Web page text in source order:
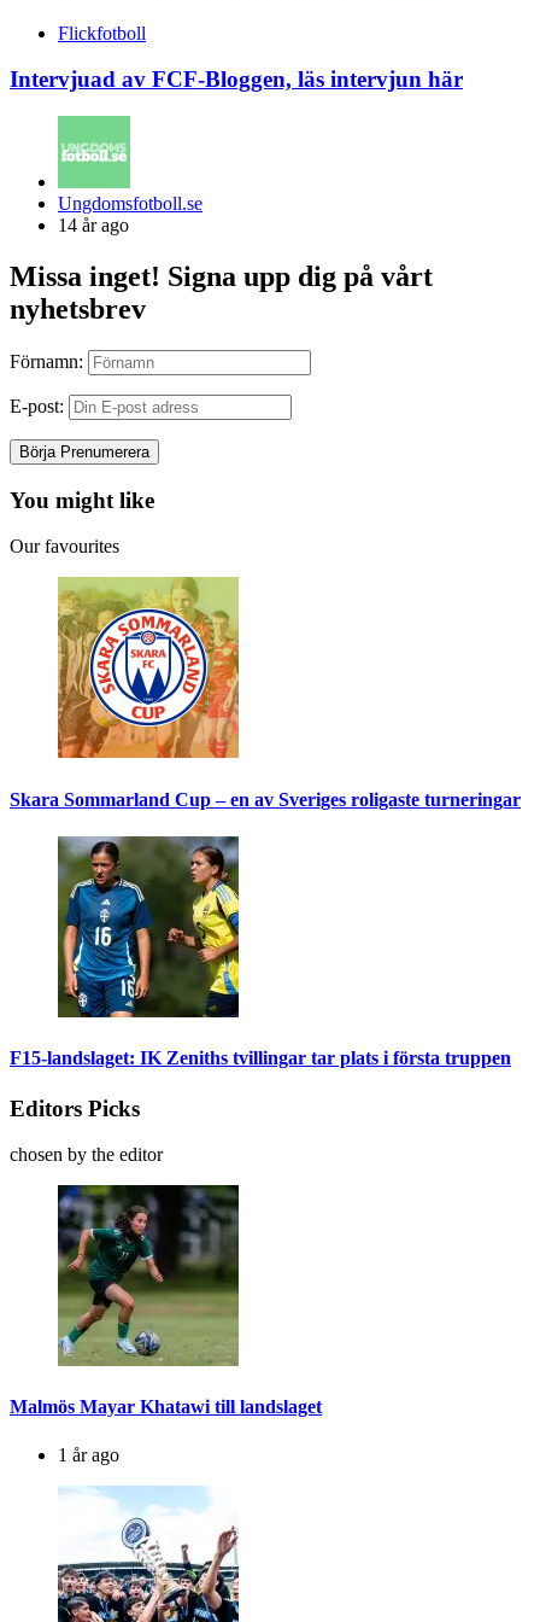
Flickfotboll
Intervjuad av FCF-Bloggen, läs intervjun här
Posted
by
Ungdomsfotboll.se
14 år ago
Missa inget! Signa upp dig på vårt
nyhetsbrev
Förnamn:
E-post:
You might like
Our favourites
Skara Sommarland Cup – en av Sveriges roligaste turneringar
F15-landslaget: IK Zeniths tvillingar tar plats i första truppen
Editors Picks
chosen by the editor
Malmös Mayar Khatawi till landslaget
1 år ago